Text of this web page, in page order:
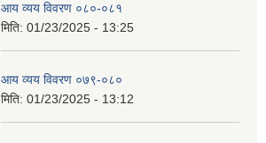
आय व्यय विवरण ०८०-०८१
मिति: 01/23/2025 - 13:25
आय व्यय विवरण ०७९-०८०
मिति: 01/23/2025 - 13:12